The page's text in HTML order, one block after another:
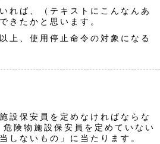
れば、（テキストにこんなんあ
きたかと思います。
上、使用停止命令の対象になる
設保安員を定めなければならな
険物施設保安員を定めていない
しないもの」に当たります。